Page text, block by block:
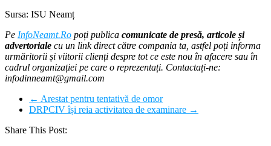
Sursa: ISU Neamț
Pe InfoNeamt.Ro poți publica comunicate de presă, articole și
advertoriale cu un link direct către compania ta, astfel poți informa
urmăritorii și viitorii clienți despre tot ce este nou în afacere sau în
cadrul organizației pe care o reprezentați. Contactați-ne:
infodinneamt@gmail.com
← Arestat pentru tentativă de omor
DRPCIV își reia activitatea de examinare →
Share This Post: